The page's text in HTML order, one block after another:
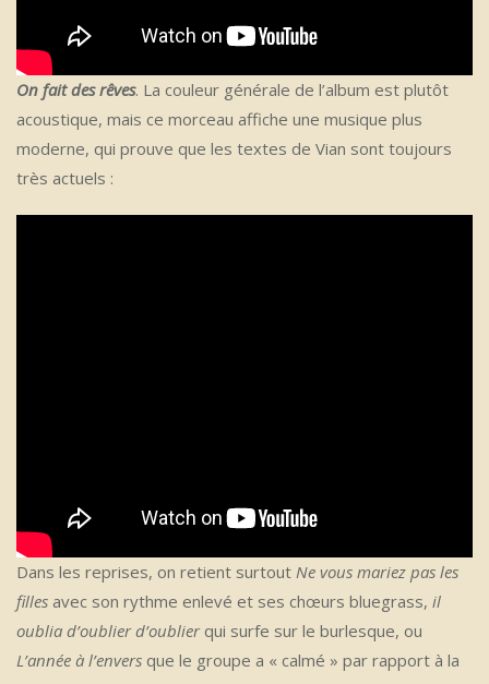
On fait des rêves. La couleur générale de l’album est plutôt
acoustique, mais ce morceau affiche une musique plus
moderne, qui prouve que les textes de Vian sont toujours
très actuels :
Dans les reprises, on retient surtout Ne vous mariez pas les
filles avec son rythme enlevé et ses chœurs bluegrass, il
oublia d’oublier d’oublierqui surfe sur le burlesque, ou
L’année à l’envers que le groupe a « calmé » par rapport à la